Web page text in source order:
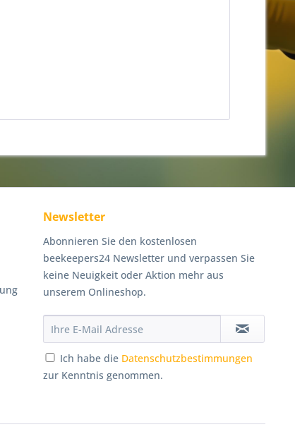
Newsletter
Abonnieren Sie den kostenlosen
beekeepers24 Newsletter und verpassen Sie
keine Neuigkeit oder Aktion mehr aus
unserem Onlineshop.
Ich habe die Datenschutzbestimmungen
zur Kenntnis genommen.